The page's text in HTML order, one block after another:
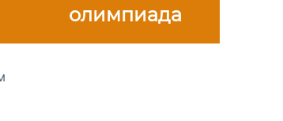
олимпиада